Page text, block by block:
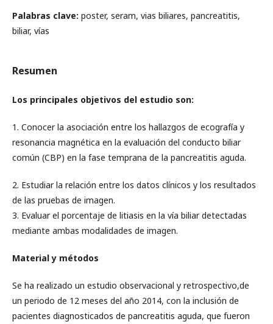
Palabras clave: poster, seram, vias biliares, pancreatitis,
biliar, vías
Resumen
Los principales objetivos del estudio son:
1. Conocer la asociación entre los hallazgos de ecografía y
resonancia magnética en la evaluación del conducto biliar
común (CBP) en la fase temprana de la pancreatitis aguda.
2. Estudiar la relación entre los datos clínicos y los resultados
de las pruebas de imagen.
3. Evaluar el porcentaje de litiasis en la vía biliar detectadas
mediante ambas modalidades de imagen.
Material y métodos
Se ha realizado un estudio observacional y retrospectivo,de
un periodo de 12 meses del año 2014, con la inclusión de
pacientes diagnosticados de pancreatitis aguda, que fueron